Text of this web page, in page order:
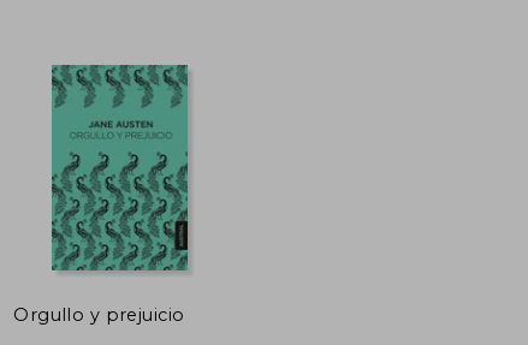
$ 8.00
Orgullo y prejuicio